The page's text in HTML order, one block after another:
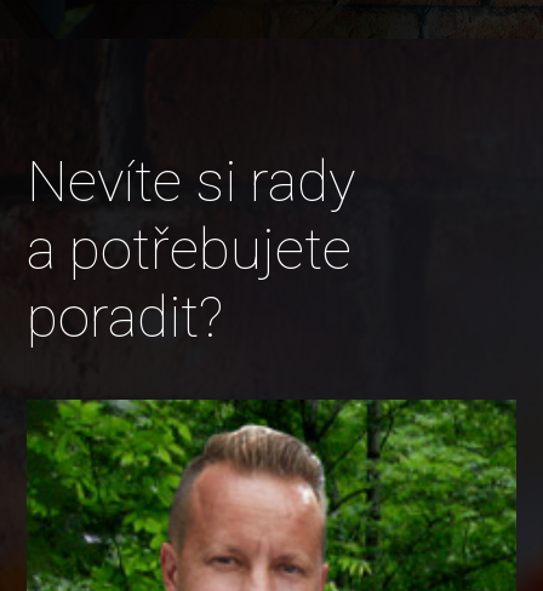
Nevíte si rady
a potřebujete
poradit?